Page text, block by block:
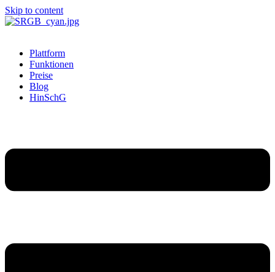
Skip to content
Plattform
Funktionen
Preise
Blog
HinSchG